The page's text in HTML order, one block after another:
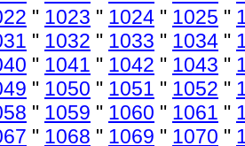
" 1023 " 1024 " 1025 "
" 1032 " 1033 " 1034 "
" 1041 " 1042 " 1043 "
" 1050 " 1051 " 1052 "
" 1059 " 1060 " 1061 "
" 1068 " 1069 " 1070 "